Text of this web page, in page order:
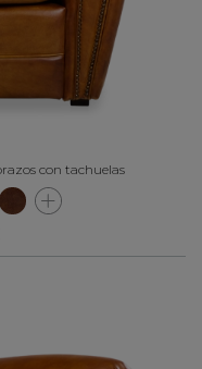
con tachuelas